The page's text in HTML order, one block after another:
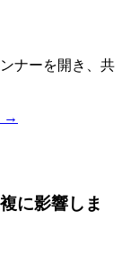
ナーを開き、共
→
に影響しま